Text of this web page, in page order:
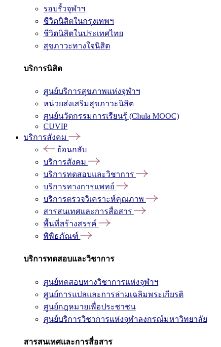
รอบรั้วจุฬาฯ
ชีวิตนิสิตในกรุงเทพฯ
ชีวิตนิสิตในประเทศไทย
สุขภาวะทางใจนิสิต
บริการนิสิต
ศูนย์บริการสุขภาพแห่งจุฬาฯ
หน่วยส่งเสริมสุขภาวะนิสิต
ศูนย์นวัตกรรมการเรียนรู้ (Chula MOOC)
CUVIP
บริการสังคม
ย้อนกลับ
บริการสังคม
บริการทดสอบและวิชาการ
บริการทางการแพทย์
บริการตรวจวิเคราะห์คุณภาพ
สารสนเทศและการสื่อสาร
พื้นที่สร้างสรรค์
พิพิธภัณฑ์
บริการทดสอบและวิชาการ
ศูนย์ทดสอบทางวิชาการแห่งจุฬาฯ
ศูนย์การแปลและการล่ามเฉลิมพระเกียรติ
ศูนย์กฎหมายเพื่อประชาชน
ศูนย์บริการวิชาการแห่งจุฬาลงกรณ์มหาวิทยาลัย
สารสนเทศและการสื่อสาร